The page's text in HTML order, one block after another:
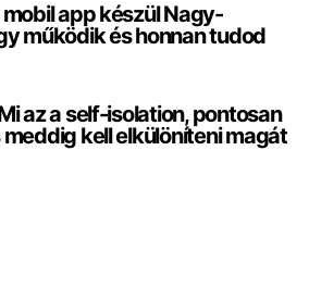
app készül Nagy-
működik és honnan tudod
az a self-isolation, pontosan
kell elkülöníteni magát